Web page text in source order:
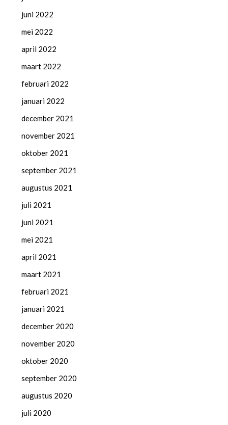
juni 2022
mei 2022
april 2022
maart 2022
februari 2022
januari 2022
december 2021
november 2021
oktober 2021
september 2021
augustus 2021
juli 2021
juni 2021
mei 2021
april 2021
maart 2021
februari 2021
januari 2021
december 2020
november 2020
oktober 2020
september 2020
augustus 2020
juli 2020